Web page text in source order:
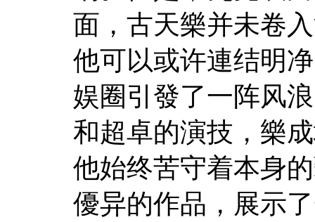
面，古天樂并未卷
他可以或许連结明
娱圈引發了一阵风
和超卓的演技，樂
他始终苦守着本身
優异的作品，展示